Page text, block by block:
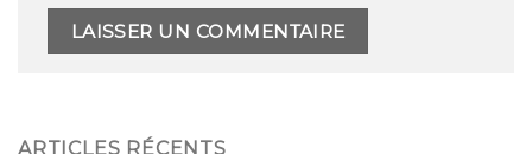
ARTICLES RÉCENTS